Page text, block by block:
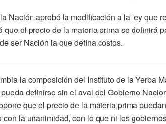
Nación aprobó la modificación a la ley que
que el precio de la materia prima se definirá
ser Nación la que defina costos.
la composición del Instituto de la Yerba
definirse sin el aval del Gobierno
que el precio de la materia prima
con la unanimidad, con lo que ni los